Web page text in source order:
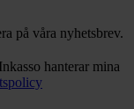
på våra nyhetsbrev.
hanterar mina